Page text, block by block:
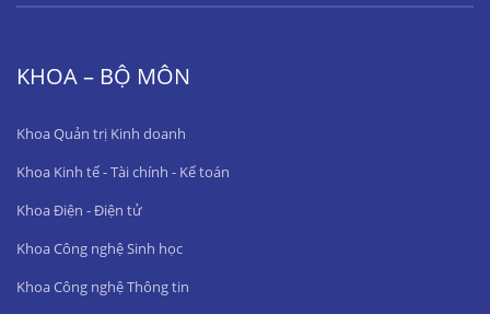
KHOA – BỘ MÔN
Khoa Quản trị Kinh doanh
Khoa Kinh tế - Tài chính - Kế toán
Khoa Điện - Điện tử
Khoa Công nghệ Sinh học
Khoa Công nghệ Thông tin